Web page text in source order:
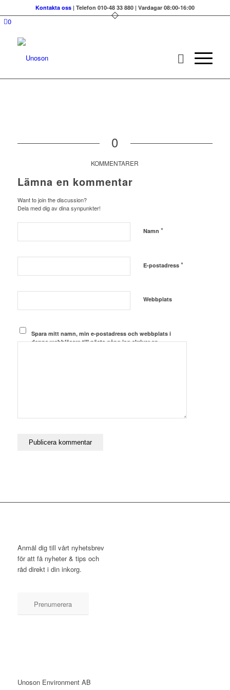
Kontakta oss| Telefon 010-48 33 880 | Vardagar 08:00-16:00
0
0
KOMMENTARER
Lämna en kommentar
Want to join the discussion?
Dela med dig av dina synpunkter!
Namn *
E-postadress *
Webbplats
Spara mitt namn, min e-postadress och webbplats i
denna webbläsare till nästa gång jag skriver en
Anmäl dig till vårt nyhetsbrev
för att få nyheter & tips och
råd direkt i din inkorg.
Prenumerera
Unoson Environment AB